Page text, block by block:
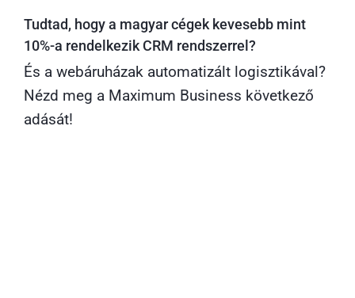
Tudtad, hogy a magyar cégek kevesebb mint
10%-a rendelkezik CRM rendszerrel?
És a webáruházak automatizált logisztikával?
Nézd meg a Maximum Business következő
adását!